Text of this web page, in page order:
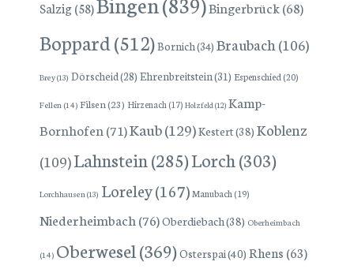
Salzig(58) Bingerbrück(68)
Boppard (512)Bornich(34) Braubach (106)
Brey(13) Dörscheid(28) Ehrenbreitstein(31) Espenschied (20)
Fellen (14) Filsen(23) Hirzenach (17) Holzfeld (12) Kamp-
Bornhofen (71)Kaub(129)Kestert(38) Koblenz
(109)Lahnstein(285)Lorch(303)
Lorchhausen (13) Loreley(167)Manubach (19)
Niederheimbach (76)Oberdiebach(38) Oberheimbach
(14) Oberwesel(369)Osterspai(40) Rhens (63)